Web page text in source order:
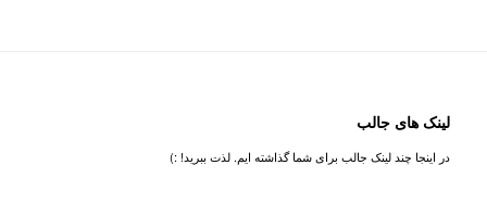
لینک های جالب
در اینجا چند لینک جالب برای شما گذاشته ایم. لذت ببرید! :)